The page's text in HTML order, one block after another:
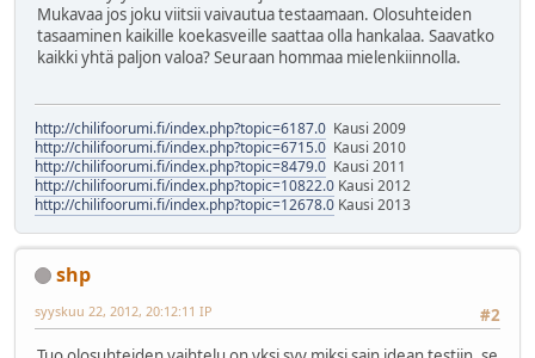
Mukavaa jos joku viitsii vaivautua testaamaan. Olosuhteiden
tasaaminen kaikille koekasveille saattaa olla hankalaa. Saavatko
kaikki yhtä paljon valoa? Seuraan hommaa mielenkiinnolla.
http://chilifoorumi.fi/index.php?topic=6187.0 Kausi 2009
http://chilifoorumi.fi/index.php?topic=6715.0 Kausi 2010
http://chilifoorumi.fi/index.php?topic=8479.0 Kausi 2011
http://chilifoorumi.fi/index.php?topic=10822.0 Kausi 2012
http://chilifoorumi.fi/index.php?topic=12678.0 Kausi 2013
shp
#2
syyskuu 22, 2012, 20:12:11 IP